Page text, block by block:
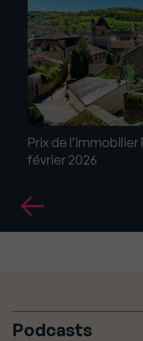
Prix de l’immobilier
février 2026
Podcasts